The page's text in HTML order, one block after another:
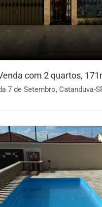
com 2 quartos,
7 de Setembro, Catanduva-